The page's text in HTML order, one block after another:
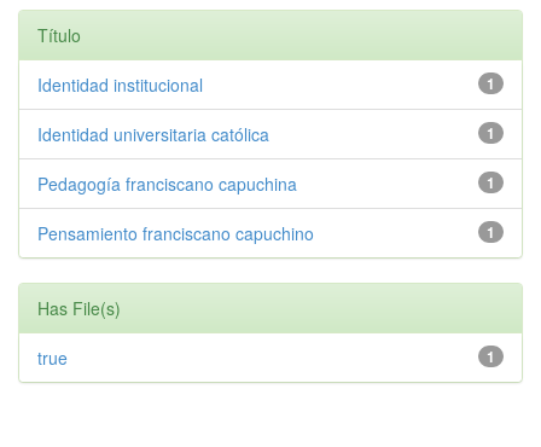
Título
1
Identidad institucional
1
Identidad universitaria católica
1
Pedagogía franciscano capuchina
1
Pensamiento franciscano capuchino
Has File(s)
1
true